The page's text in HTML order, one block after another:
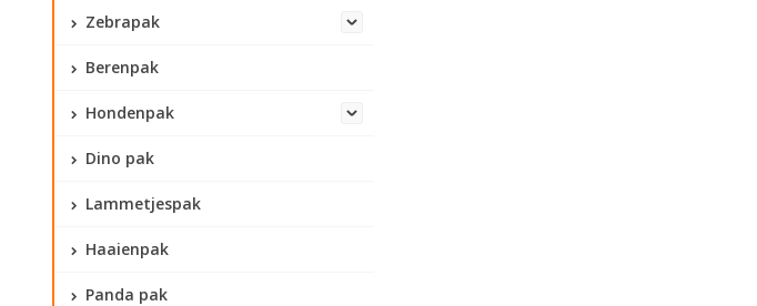
Zebrapak
Berenpak
Hondenpak
Dino pak
Lammetjespak
Haaienpak
Panda pak